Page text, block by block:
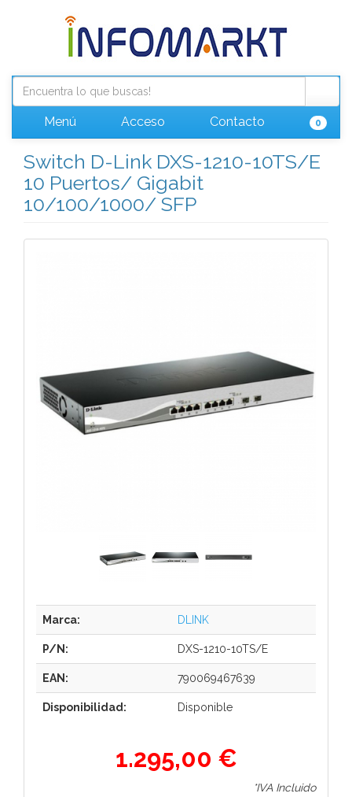
Menú Acceso Contacto 0
Switch D-Link DXS-1210-10TS/E
10 Puertos/ Gigabit
10/100/1000/ SFP
Marca: DLINK
P/N: DXS-1210-10TS/E
EAN: 790069467639
Disponibilidad: Disponible
1.295,00 €
*IVA Incluido